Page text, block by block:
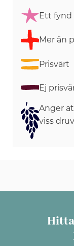
Ett fynd
Mer än
Prisvärt
Ej
Anger
viss